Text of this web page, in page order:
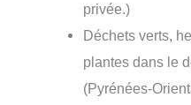
privée.)
Déchets verts,
plantes dans le
(Pyrénées-